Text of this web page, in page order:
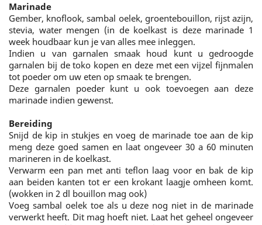
Marinade
Gember, knoflook, sambal oelek, groentebouillon, rijst azijn,
stevia, water mengen (in de koelkast is deze marinade 1
week houdbaar kun je van alles mee inleggen.
Indien u van garnalen smaak houd kunt u gedroogde
garnalen bij de toko kopen en deze met een vijzel fijnmalen
tot poeder om uw eten op smaak te brengen.
Deze garnalen poeder kunt u ook toevoegen aan deze
marinade indien gewenst.
Bereiding
Snijd de kip in stukjes en voeg de marinade toe aan de kip
meng deze goed samen en laat ongeveer 30 a 60 minuten
marineren in de koelkast.
Verwarm een pan met anti teflon laag voor en bak de kip
aan beiden kanten tot er een krokant laagje omheen komt.
(wokken in 2 dl bouillon mag ook)
Voeg sambal oelek toe als u deze nog niet in de marinade
verwerkt heeft. Dit mag hoeft niet. Laat het geheel ongeveer